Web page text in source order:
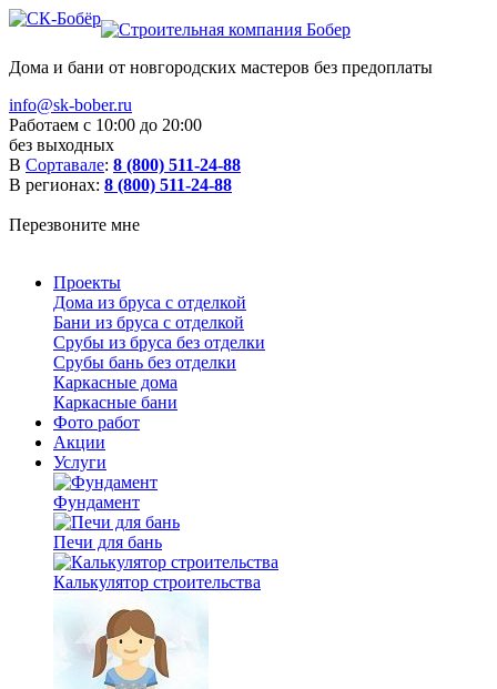
Дома и бани от новгородских мастеров без предоплаты
info@sk-bober.ru
Работаем с 10:00 до 20:00
без выходных
В Сортавале: 8 (800) 511-24-88
В регионах: 8 (800) 511-24-88
Перезвоните мне
Проекты
Дома из бруса с отделкой
Бани из бруса с отделкой
Срубы из бруса без отделки
Срубы бань без отделки
Каркасные дома
Каркасные бани
Фото работ
Акции
Услуги
Фундамент
Печи для бань
Калькулятор строительства